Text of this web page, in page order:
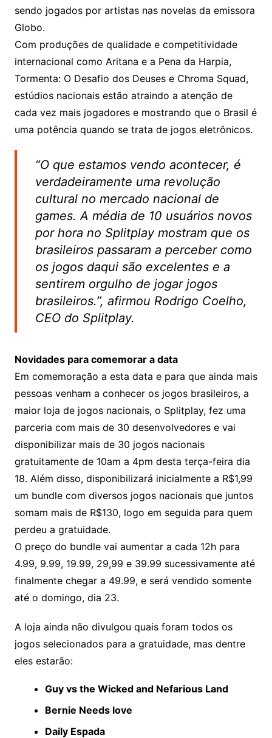
sendo jogados por artistas nas novelas da emissora
Globo.
Com produções de qualidade e competitividade
internacional como Aritana e a Pena da Harpia,
Tormenta: O Desafio dos Deuses e Chroma Squad,
estúdios nacionais estão atraindo a atenção de
cada vez mais jogadores e mostrando que o Brasil é
uma potência quando se trata de jogos eletrônicos.
“O que estamos vendo acontecer, é
verdadeiramente uma revolução
cultural no mercado nacional de
games. A média de 10 usuários novos
por hora no Splitplay mostram que os
brasileiros passaram a perceber como
os jogos daqui são excelentes e a
sentirem orgulho de jogar jogos
brasileiros.”, afirmou Rodrigo Coelho,
CEO do Splitplay.
Novidades para comemorar a data
Em comemoração a esta data e para que ainda mais
pessoas venham a conhecer os jogos brasileiros, a
maior loja de jogos nacionais, o Splitplay, fez uma
parceria com mais de 30 desenvolvedores e vai
disponibilizar mais de 30 jogos nacionais
gratuitamente de 10am a 4pm desta terça-feira dia
18. Além disso, disponibilizará inicialmente a R$1,99
um bundle com diversos jogos nacionais que juntos
somam mais de R$130, logo em seguida para quem
perdeu a gratuidade.
O preço do bundle vai aumentar a cada 12h para
4.99, 9.99, 19.99, 29,99 e 39.99 sucessivamente até
finalmente chegar a 49.99, e será vendido somente
até o domingo, dia 23.
A loja ainda não divulgou quais foram todos os
jogos selecionados para a gratuidade, mas dentre
eles estarão:
Guy vs the Wicked and Nefarious Land
Bernie Needs love
Daily Espada